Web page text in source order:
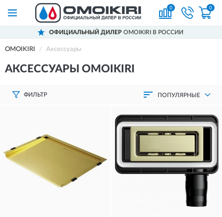
0 0
ОФИЦИАЛЬНЫЙ ДИЛЕРOMOIKIRI В РОССИИ
OMOIKIRI Аксессуары
АКСЕССУАРЫ OMOIKIRI
ФИЛЬТР ПОПУЛЯРНЫЕ